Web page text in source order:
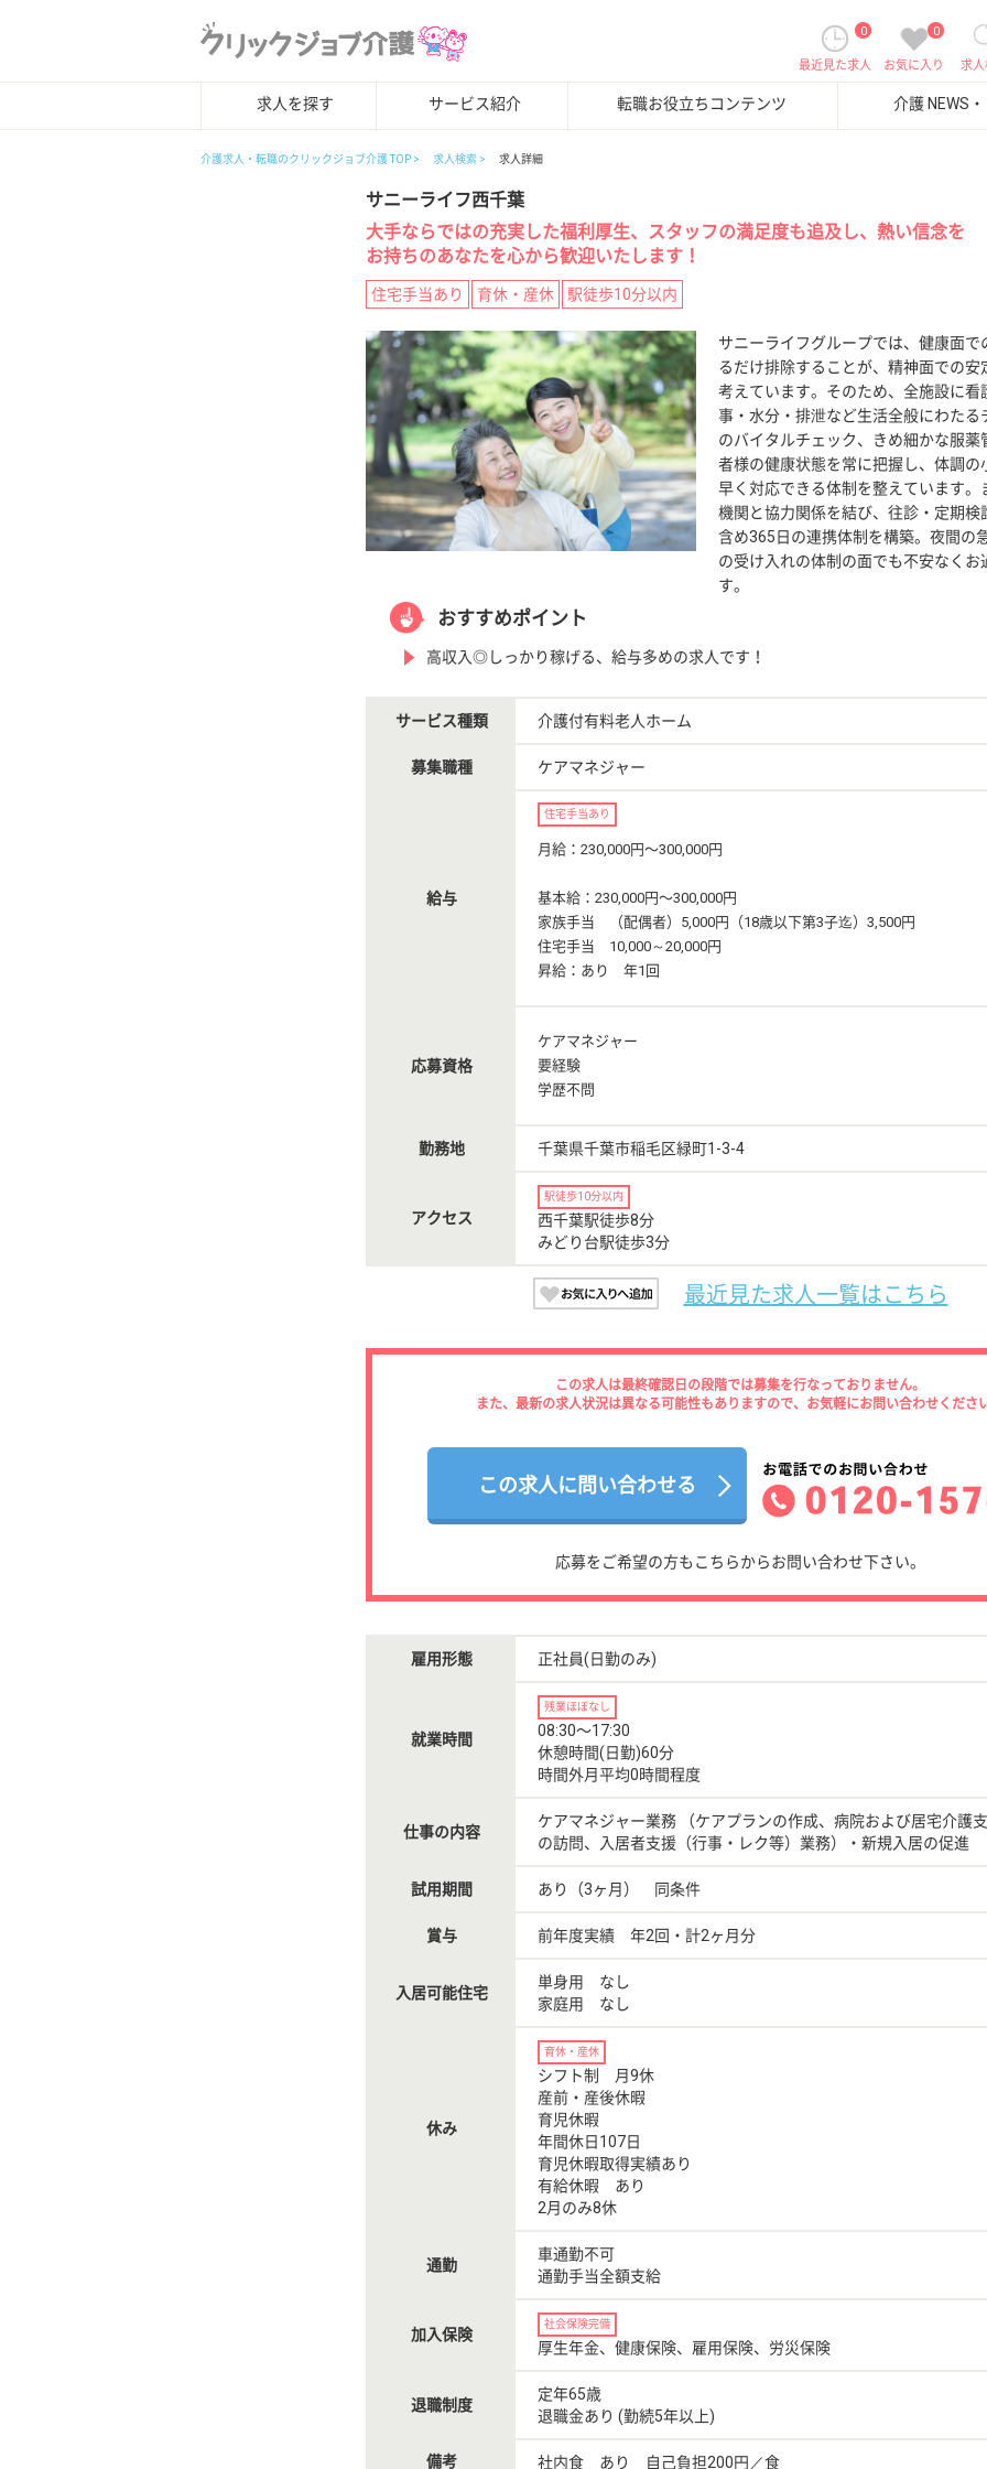
求
0
お気に入り
0
最近見た求人
求人を探す サービス紹介 転職お役立ちコンテンツ 介護 NEWS
介護求人・転職のクリックジョブ介護 TOP 求人検索 求人詳細
サニーライフ西千葉
大手ならではの充実した福利厚生、スタッフの満足度も追及し、熱い信念を
お持ちのあなたを心から歓迎いたします！
住宅手当あり 育休・産休 駅徒歩10分以内
サニーライフグループでは、健康面で
るだけ排除することが、精神面での安
考えています。そのため、全施設に看
事・水分・排泄など生活全般にわたる
のバイタルチェック、きめ細かな服薬
者様の健康状態を常に把握し、体調の
早く対応できる体制を整えています。
機関と協力関係を結び、往診・定期検
含め365日の連携体制を構築。夜間の
の受け入れの体制の面でも不安なくお
す。
おすすめポイント
高収入◎しっかり稼げる、給与多めの求人です！
サービス種類 介護付有料老人ホーム
募集職種 ケアマネジャー
給与
住宅手当あり
月給：230,000円〜300,000円
基本給：230,000円〜300,000円
家族手当 （配偶者）5,000円（18歳以下第3子迄）3,500円
住宅手当 10,000～20,000円
昇給：あり 年1回
応募資格
ケアマネジャー
要経験
学歴不問
勤務地 千葉県千葉市稲毛区緑町1-3-4
アクセス
駅徒歩10分以内
西千葉駅徒歩8分
みどり台駅徒歩3分
最近見た求人一覧はこちら
この求人は最終確認日の段階では募集を行なっておりません。
また、最新の求人状況は異なる可能性もありますので、お気軽にお問い合わせくださ
この求人に問い合わせる
応募をご希望の方もこちらからお問い合わせ下さい。
雇用形態 正社員(日勤のみ)
就業時間
残業ほぼなし
08:30〜17:30
休憩時間(日勤)60分
時間外月平均0時間程度
仕事の内容
ケアマネジャー業務 （ケアプランの作成、病院および居宅介護
の訪問、入居者支援（行事・レク等）業務）・新規入居の促進
試用期間 あり（3ヶ月） 同条件
賞与 前年度実績 年2回・計2ヶ月分
入居可能住宅
単身用 なし
家庭用 なし
休み
育休・産休
シフト制 月9休
産前・産後休暇
育児休暇
年間休日107日
育児休暇取得実績あり
有給休暇 あり
2月のみ8休
通勤
車通勤不可
通勤手当全額支給
加入保険
社会保険完備
厚生年金、健康保険、雇用保険、労災保険
退職制度
定年65歳
退職金あり (勤続5年以上)
備考 社内食 あり 自己負担200円／食